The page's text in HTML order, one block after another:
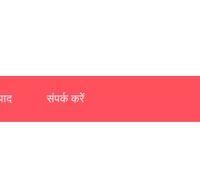
संपर्क करें